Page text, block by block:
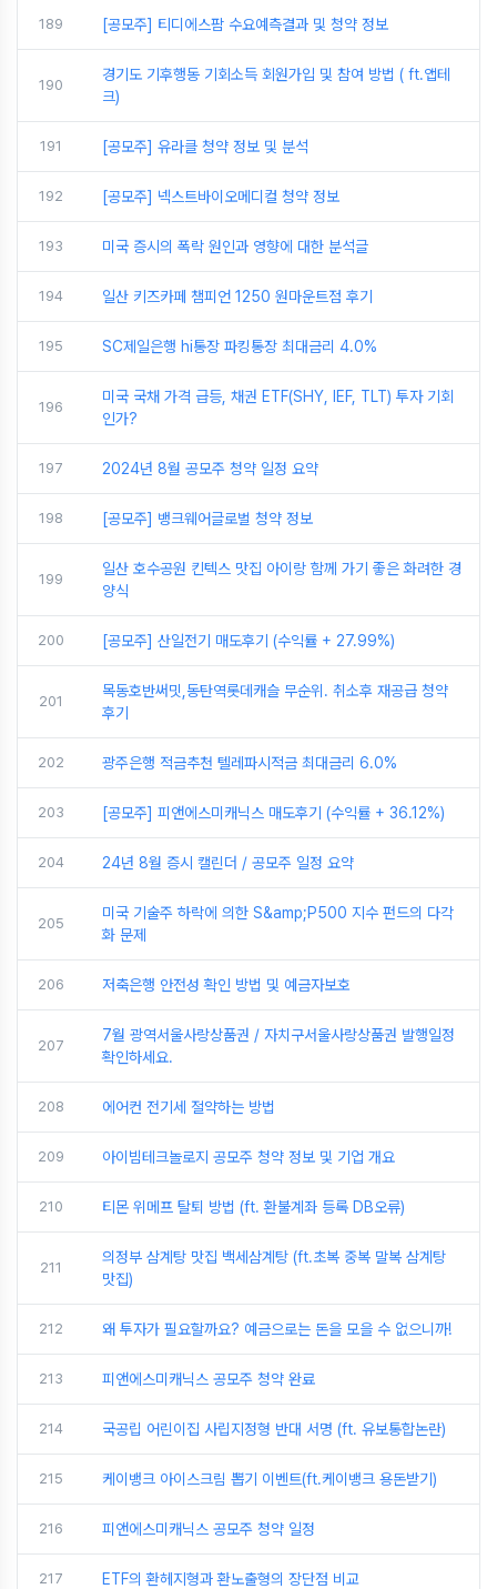
189 [공모주] 티디에스팜 수요예측결과 및 청약 정보
190
경기도 기후행동 기회소득 회원가입 및 참여 방법 ( ft.앱테
크)
191 [공모주] 유라클 청약 정보 및 분석
192 [공모주] 넥스트바이오메디컬 청약 정보
193 미국 증시의 폭락 원인과 영향에 대한 분석글
194 일산 키즈카페 챔피언 1250 원마운트점 후기
195 SC제일은행 hi통장 파킹통장 최대금리 4.0%
196
미국 국채 가격 급등, 채권 ETF(SHY, IEF, TLT) 투자 기회
인가?
197 2024년 8월 공모주 청약 일정 요약
198 [공모주] 뱅크웨어글로벌 청약 정보
199
일산 호수공원 킨텍스 맛집 아이랑 함께 가기 좋은 화려한 경
양식
200 [공모주] 산일전기 매도후기 (수익률 + 27.99%)
201
목동호반써밋,동탄역롯데캐슬 무순위. 취소후 재공급 청약
후기
202 광주은행 적금추천 텔레파시적금 최대금리 6.0%
203 [공모주] 피앤에스미캐닉스 매도후기 (수익률 + 36.12%)
204 24년 8월 증시 캘린더 / 공모주 일정 요약
205
미국 기술주 하락에 의한 S&amp;P500 지수 펀드의 다각
화 문제
206 저축은행 안전성 확인 방법 및 예금자보호
207
7월 광역서울사랑상품권 / 자치구서울사랑상품권 발행일정
확인하세요.
208 에어컨 전기세 절약하는 방법
209 아이빔테크놀로지 공모주 청약 정보 및 기업 개요
210 티몬 위메프 탈퇴 방법 (ft. 환불계좌 등록 DB오류)
211
의정부 삼계탕 맛집 백세삼계탕 (ft.초복 중복 말복 삼계탕
맛집)
212 왜 투자가 필요할까요? 예금으로는 돈을 모을 수 없으니까!
213 피앤에스미캐닉스 공모주 청약 완료
214 국공립 어린이집 사립지정형 반대 서명 (ft. 유보통합논란)
215 케이뱅크 아이스크림 뽑기 이벤트(ft.케이뱅크 용돈받기)
216 피앤에스미캐닉스 공모주 청약 일정
217 ETF의 환헤지형과 환노출형의 장단점 비교